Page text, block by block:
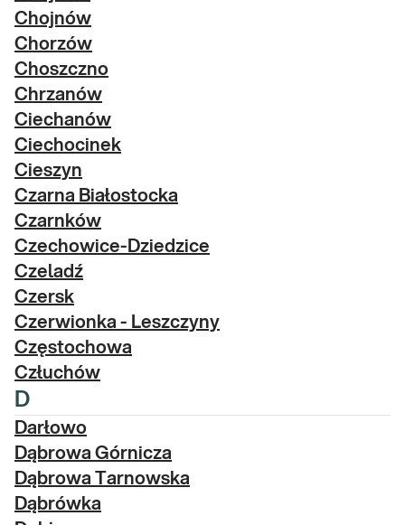
Chojnów
Chorzów
Choszczno
Chrzanów
Ciechanów
Ciechocinek
Cieszyn
Czarna Białostocka
Czarnków
Czechowice-Dziedzice
Czeladź
Czersk
Czerwionka - Leszczyny
Częstochowa
Człuchów
D
Darłowo
Dąbrowa Górnicza
Dąbrowa Tarnowska
Dąbrówka